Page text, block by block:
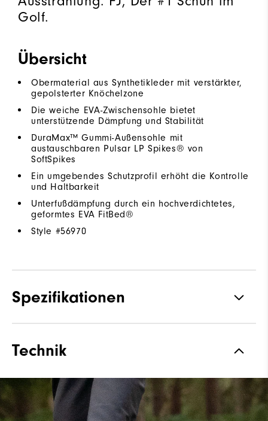
Golf.
Übersicht
Obermaterial aus Synthetikleder mit verstärkter,
gepolsterter Knöchelzone
Die weiche EVA-Zwischensohle bietet
unterstützende Dämpfung und Stabilität
DuraMax™ Gummi-Außensohle mit
austauschbaren Pulsar LP Spikes® von
SoftSpikes
Ein umgebendes Schutzprofil erhöht die Kontrolle
und Haltbarkeit
Unterfußdämpfung durch ein hochverdichtetes,
geformtes EVA FitBed®
Style #56970
Spezifikationen
Dämpfung Moderate
Technik